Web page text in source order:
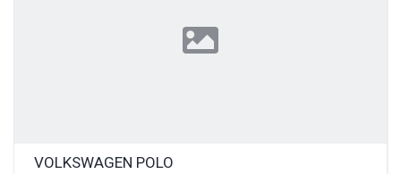
VOLKSWAGEN POLO